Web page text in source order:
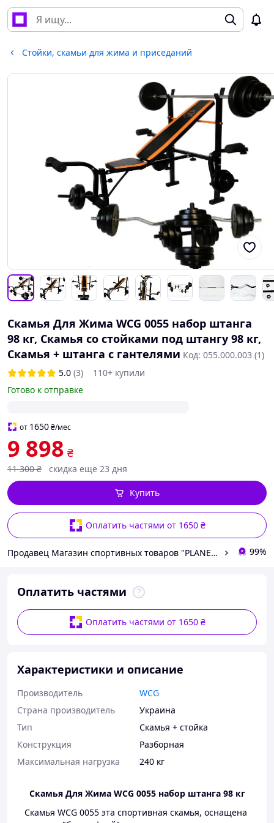
Стойки, скамьи для жима и приседаний
Скамья Для Жима WCG 0055 набор штанга
98 кг, Скамья со стойками под штангу 98 кг,
Скамья + штанга с гантелями Код: 055.000.003 (1)
5.0 (3)
110+ купили
Готово к отправке
от 1650₴/мес
9 898 ₴
11 300 ₴ скидка еще 23 дня
Оплатить частями от 1650 ₴
Купить
Продавец Магазин спортивных товаров "PLANETSPORT" 99%
Оплатить частями
Оплатить частями от 1650 ₴
Характеристики и описание
Производитель
WCG
Страна производитель
Украина
Тип
Скамья + стойка
Конструкция
Разборная
Максимальная нагрузка
240 кг
Скамья Для Жима WCG 0055 набор штанга 98 кг
Скамья WCG 0055 эта спортивная скамья, оснащена